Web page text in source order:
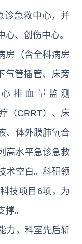
诊急救中心，并
、创伤中心。
房（含全科病房
气管插管、床旁
排血量监测
（CRRT）、床
、体外膜肺氧合
高水平急诊急救
术空白。科研领
技项目6项，为
。
力，科室先后斩